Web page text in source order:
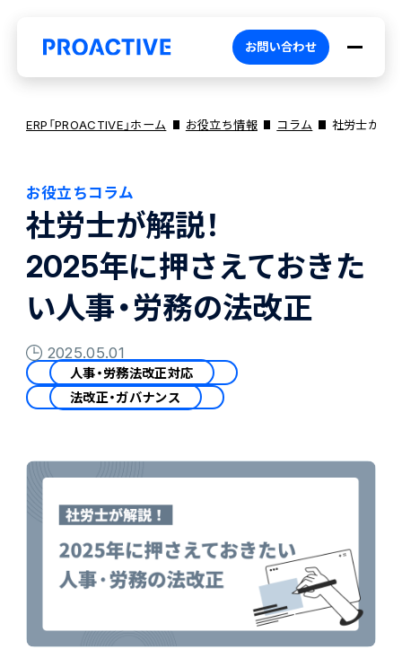
PROACTIVEとは
特長・選ばれる理由
PROACTIVE AI
ATWILL Platform
プロダクト
会計
債権管理
手形管理
業務特化型オファリング
会計 PROACTIVE Finance
人事・給与 PROACTIVE People
販売管理
お役立ち情報
資料ダウンロード
よくあるご質問
コラム
特集記事
お問い合わせ
ERP「PROACTIVE」ホーム お役立ち情報 コラム 社労士が解
お役立ちコラム
社労士が解説！
2025年に押さえておきた
い人事・労務の法改正
2025.05.01
人事・労務法改正対応
法改正・ガバナンス